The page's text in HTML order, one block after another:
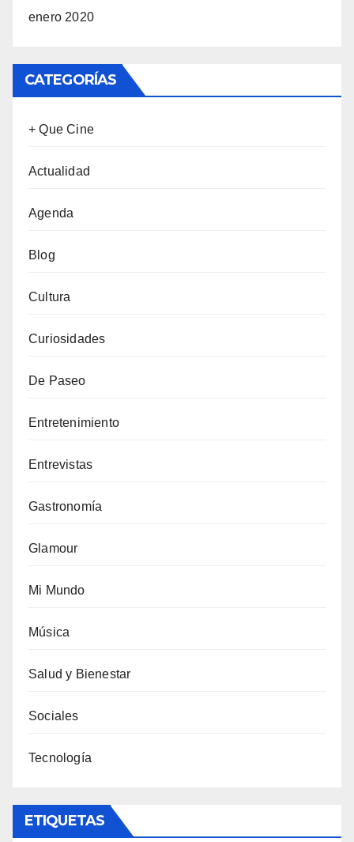
enero 2020
CATEGORÍAS
+ Que Cine
Actualidad
Agenda
Blog
Cultura
Curiosidades
De Paseo
Entretenimiento
Entrevistas
Gastronomía
Glamour
Mi Mundo
Música
Salud y Bienestar
Sociales
Tecnología
ETIQUETAS